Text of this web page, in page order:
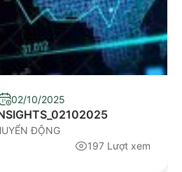
02/10/2025
ĐỘNG
197 Lượt xem